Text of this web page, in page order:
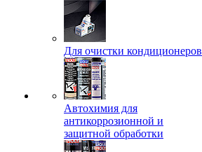
Для очистки кондиционеров
Автохимия для
антикоррозионной и
защитной обработки